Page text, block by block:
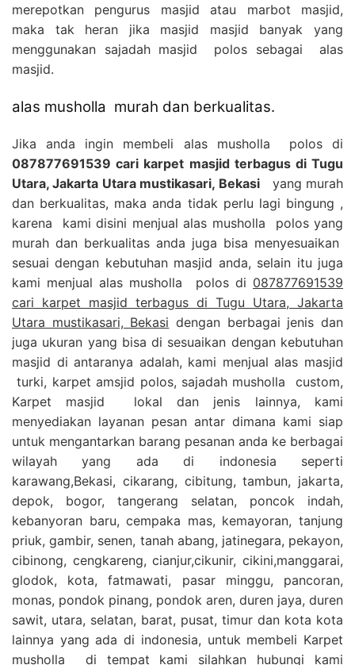
merepotkan pengurus masjid atau marbot masjid,
maka tak heran jika masjid masjid banyak yang
menggunakan sajadah masjid polos sebagai alas
masjid.
alas musholla murah dan berkualitas.
Jika anda ingin membeli alas musholla polos di
087877691539 cari karpet masjid terbagus di Tugu
Utara, Jakarta Utara mustikasari, Bekasiyang murah
dan berkualitas, maka anda tidak perlu lagi bingung ,
karena kami disini menjual alas musholla polos yang
murah dan berkualitas anda juga bisa menyesuaikan
sesuai dengan kebutuhan masjid anda, selain itu juga
kami menjual alas musholla polos di 087877691539
cari karpet masjid terbagus di Tugu Utara, Jakarta
Utara mustikasari, Bekasi dengan berbagai jenis dan
juga ukuran yang bisa di sesuaikan dengan kebutuhan
masjid di antaranya adalah, kami menjual alas masjid
turki, karpet amsjid polos, sajadah musholla custom,
Karpet masjid lokal dan jenis lainnya, kami
menyediakan layanan pesan antar dimana kami siap
untuk mengantarkan barang pesanan anda ke berbagai
wilayah yang ada di indonesia seperti
karawang,Bekasi, cikarang, cibitung, tambun, jakarta,
depok, bogor, tangerang selatan, poncok indah,
kebanyoran baru, cempaka mas, kemayoran, tanjung
priuk, gambir, senen, tanah abang, jatinegara, pekayon,
cibinong, cengkareng, cianjur,cikunir, cikini,manggarai,
glodok, kota, fatmawati, pasar minggu, pancoran,
monas, pondok pinang, pondok aren, duren jaya, duren
sawit, utara, selatan, barat, pusat, timur dan kota kota
lainnya yang ada di indonesia, untuk membeli Karpet
musholla di tempat kami silahkan hubungi kami